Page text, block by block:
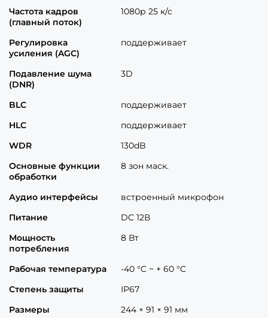
Частота кадров
(главный поток)
1080р 25 к/с
Регулировка
усиления (AGC)
поддерживает
Подавление шума
(DNR)
3D
BLC
поддерживает
HLC
поддерживает
WDR
130dB
Основные функции
обработки
8 зон маск.
Аудио интерфейсы
встроенный микрофон
Питание
DC 12В
Мощность
потребления
8 Вт
Рабочая температура
-40 °C ~ + 60 °C
Степень защиты
ІР67
Размеры
244 × 91 × 91 мм